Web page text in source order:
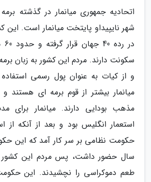
اتحادیه جمهوری میانمار در گذشته
شهر نایپیداو پایتخت میانمار است.
سکونت دارند. مردم این کشور به زبان
و از کیات به عنوان پول رسمی
میانمار بیشتر از قوم برمه ای هستند
مذهب بودایی دارند. میانمار برای
استعمار انگلیس بود و بعد از آنکه از
سال حضور داشت، پس مردم این